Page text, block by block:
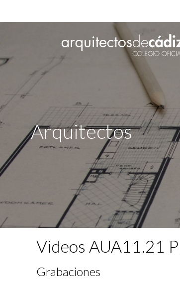
Arquitectos
Videos AUA11.21
Grabaciones